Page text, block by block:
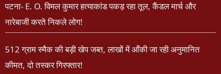
पटना- E. O. विमल कुमार हत्याकांड पकड़ रहा तूल, कैंडल मार्च और
नारेबाजी करते निकले लोग!
512 ग्राम स्मैक की बड़ी खेप जब्त, लाखों में आँकी जा रही अनुमानित
कीमत, दो तस्कर गिरफ्तार!